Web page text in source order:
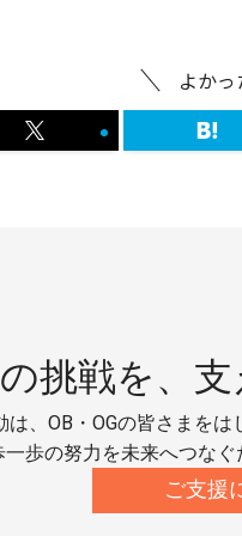
よかっ
挑戦を、 支
は、OB・OGの皆さまを
一歩の努力を未来へつなぐ
ご支援